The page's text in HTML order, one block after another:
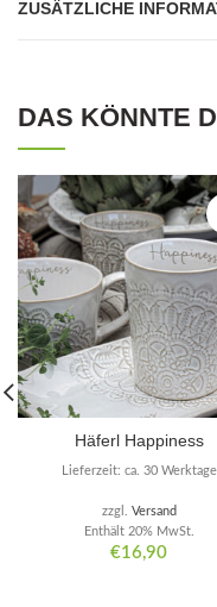
ZUSÄTZLICHE
DAS KÖNNTE
Häferl Happiness
€16,90
Enthält 20% MwSt.
zzgl. Versand
Lieferzeit: ca. 30 Werktage